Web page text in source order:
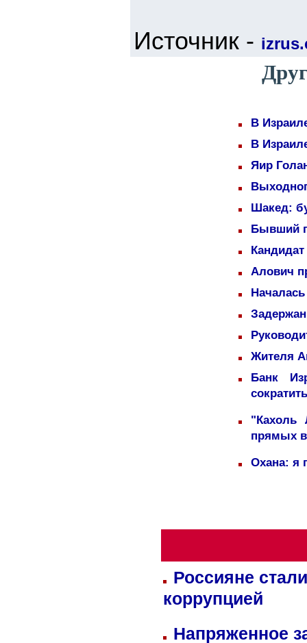
Источник -
В
В
Яир
Шакед:
Бывший
Алович
Жителя
Банк
"Кахоль
прямых
Охана: я
Россияне
коррупцией
Напряженное